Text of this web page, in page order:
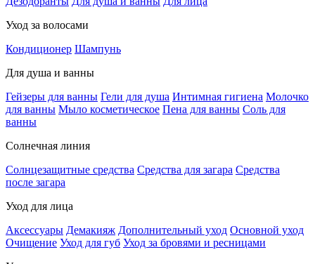
Уход за волосами
Кондиционер Шампунь
Для душа и ванны
Гейзеры для ванны Гели для душа Интимная гигиена Молочко
для ванны Мыло косметическое Пена для ванны Соль для
ванны
Солнечная линия
Солнцезащитные средства Средства для загара Средства
после загара
Уход для лица
Аксессуары Демакияж Дополнительный уход Основной уход
Очищение Уход для губ Уход за бровями и ресницами